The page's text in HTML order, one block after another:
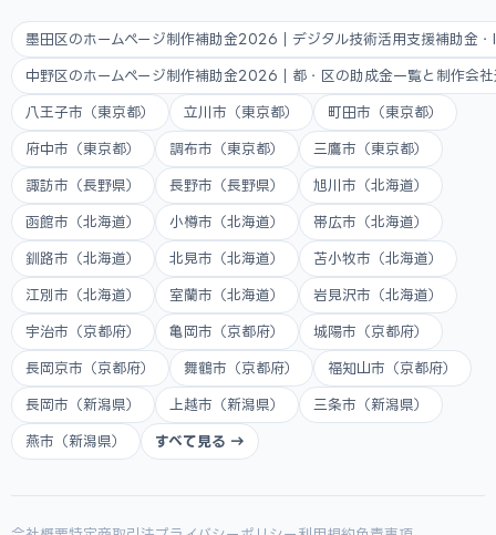
墨田区のホームページ制作補助金2026｜デジタル技術活用支援補助金
中野区のホームページ制作補助金2026｜都・区の助成金一覧と制作会
八王子市（東京都） 立川市（東京都） 町田市（東京都）
府中市（東京都） 調布市（東京都） 三鷹市（東京都）
諏訪市（長野県） 長野市（長野県） 旭川市（北海道）
函館市（北海道） 小樽市（北海道） 帯広市（北海道）
釧路市（北海道） 北見市（北海道） 苫小牧市（北海道）
江別市（北海道） 室蘭市（北海道） 岩見沢市（北海道）
宇治市（京都府） 亀岡市（京都府） 城陽市（京都府）
長岡京市（京都府） 舞鶴市（京都府） 福知山市（京都府）
長岡市（新潟県） 上越市（新潟県） 三条市（新潟県）
燕市（新潟県） すべて見る →